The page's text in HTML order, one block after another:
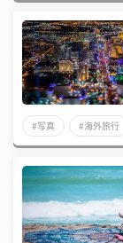
#写真 #海外旅行